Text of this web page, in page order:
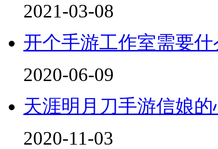
2021-03-08
开个手游工作室需要什
2020-06-09
天涯明月刀手游信娘的
2020-11-03